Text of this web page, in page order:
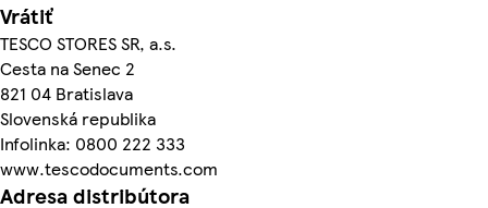
Vrátiť
TESCO STORES SR, a.s.
Cesta na Senec 2
821 04 Bratislava
Slovenská republika
Infolinka: 0800 222 333
www.tescodocuments.com
Adresa distribútora